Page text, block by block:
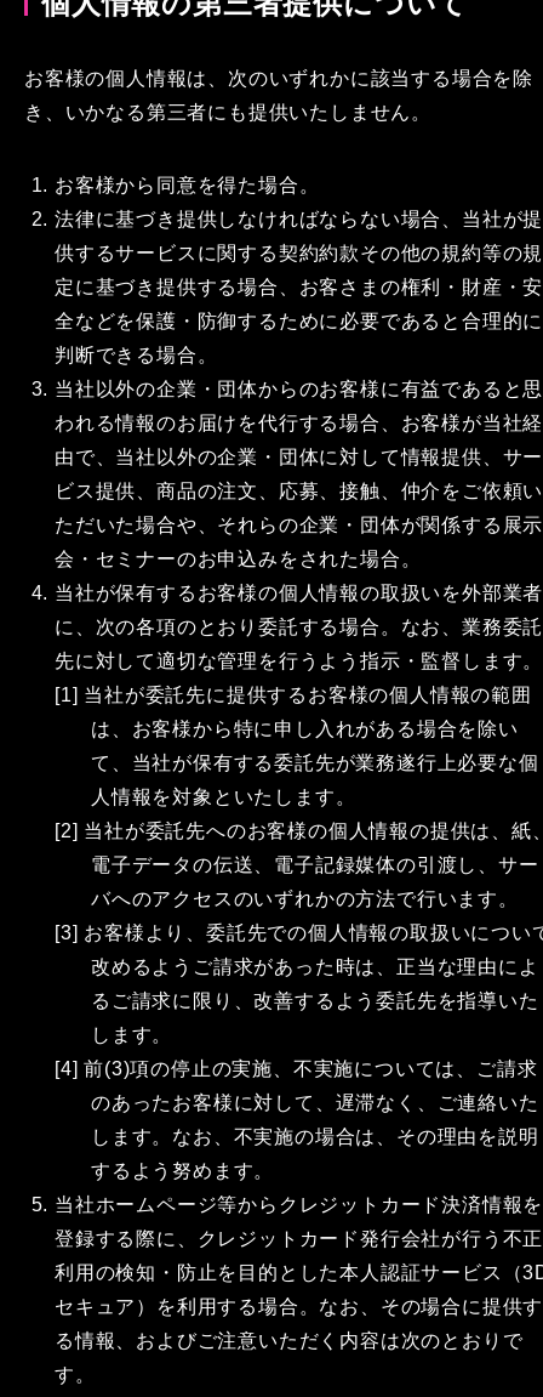
お客様の個人情報は、次のいずれかに該当する場合を除
き、いかなる第三者にも提供いたしません。
お客様から同意を得た場合。
法律に基づき提供しなければならない場合、当社が提
供するサービスに関する契約約款その他の規約等の規
定に基づき提供する場合、お客さまの権利・財産・安
全などを保護・防御するために必要であると合理的に
判断できる場合。
当社以外の企業・団体からのお客様に有益であると思
われる情報のお届けを代行する場合、お客様が当社経
由で、当社以外の企業・団体に対して情報提供、サー
ビス提供、商品の注文、応募、接触、仲介をご依頼い
ただいた場合や、それらの企業・団体が関係する展示
会・セミナーのお申込みをされた場合。
当社が保有するお客様の個人情報の取扱いを外部業者
に、次の各項のとおり委託する場合。なお、業務委託
先に対して適切な管理を行うよう指示・監督します。
[1] 当社が委託先に提供するお客様の個人情報の範囲
は、お客様から特に申し入れがある場合を除い
て、当社が保有する委託先が業務遂行上必要な個
人情報を対象といたします。
[2] 当社が委託先へのお客様の個人情報の提供は、紙
電子データの伝送、電子記録媒体の引渡し、サー
バへのアクセスのいずれかの方法で行います。
[3] お客様より、委託先での個人情報の取扱いについ
改めるようご請求があった時は、正当な理由によ
るご請求に限り、改善するよう委託先を指導いた
します。
[4] 前(3)項の停止の実施、不実施については、ご請求
のあったお客様に対して、遅滞なく、ご連絡いた
します。なお、不実施の場合は、その理由を説明
するよう努めます。
当社ホームページ等からクレジットカード決済情報を
登録する際に、クレジットカード発行会社が行う不正
利用の検知・防止を目的とした本人認証サービス（
セキュア）を利用する場合。なお、その場合に提供す
る情報、およびご注意いただく内容は次のとおりで
す。